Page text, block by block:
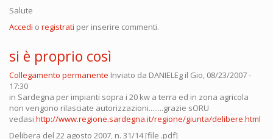
Salute
Accedi o registrati per inserire commenti.
si è proprio così
Collegamento permanente Inviato da DANIELEg il Gio, 08/23/2007 -
17:30
in Sardegna per impianti sopra i 20 kw a terra ed in zona agricola
non vengono rilasciate autorizzazioni........grazie sORU
vedasi http://www.regione.sardegna.it/regione/giunta/delibere.html
Delibera del 22 agosto 2007, n. 31/14 [file .pdf]